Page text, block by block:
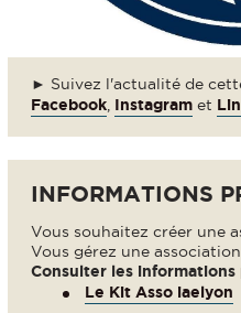
► Suivez l'actualité de
Facebook Instagram et
INFORMATIONS
Vous souhaitez créer une
Vous gérez une
Consulter les informations
Le Kit Asso iaelyon